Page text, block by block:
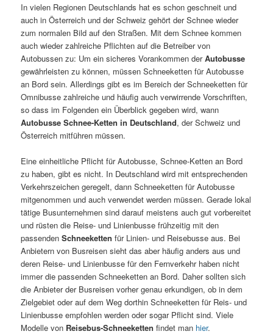
In vielen Regionen Deutschlands hat es schon geschneit und
auch in Österreich und der Schweiz gehört der Schnee wieder
zum normalen Bild auf den Straßen. Mit dem Schnee kommen
auch wieder zahlreiche Pflichten auf die Betreiber von
Autobussen zu: Um ein sicheres Vorankommen derAutobusse
gewährleisten zu können, müssen Schneeketten für Autobusse
an Bord sein. Allerdings gibt es im Bereich der Schneeketten für
Omnibusse zahlreiche und häufig auch verwirrende Vorschriften,
so dass im Folgenden ein Überblick gegeben wird, wann
Autobusse Schnee-Ketten in Deutschland, der Schweiz und
Österreich mitführen müssen.
Eine einheitliche Pflicht für Autobusse, Schnee-Ketten an Bord
zu haben, gibt es nicht. In Deutschland wird mit entsprechenden
Verkehrszeichen geregelt, dann Schneeketten für Autobusse
mitgenommen und auch verwendet werden müssen. Gerade lokal
tätige Busunternehmen sind darauf meistens auch gut vorbereitet
und rüsten die Reise- und Linienbusse frühzeitig mit den
passendenSchneeketten für Linien- und Reisebusse aus. Bei
Anbietern von Busreisen sieht das aber häufig anders aus und
deren Reise- und Linienbusse für den Fernverkehr haben nicht
immer die passenden Schneeketten an Bord. Daher sollten sich
die Anbieter der Busreisen vorher genau erkundigen, ob in dem
Zielgebiet oder auf dem Weg dorthin Schneeketten für Reis- und
Linienbusse empfohlen werden oder sogar Pflicht sind. Viele
Modelle von Reisebus-Schneeketten findet man hier.